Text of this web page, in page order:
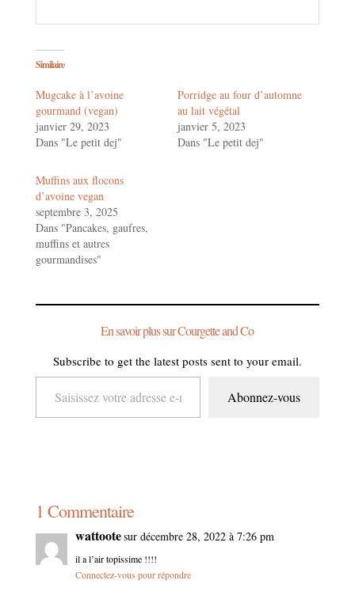
Similaire
Mugcake à l’avoine
gourmand (vegan)
janvier 29, 2023
Dans "Le petit dej"
Porridge au four d’automne
au lait végétal
janvier 5, 2023
Dans "Le petit dej"
Muffins aux flocons
d’avoine vegan
septembre 3, 2025
Dans "Pancakes, gaufres,
muffins et autres
gourmandises"
En savoir plus sur Courgette and Co
Subscribe to get the latest posts sent to your email.
Saisissez votre adresse e-mail…
Abonnez-vous
1 Commentaire
wattootesur décembre 28, 2022 à 7:26 pm
il a l’air topissime !!!!
Connectez-vous pour répondre